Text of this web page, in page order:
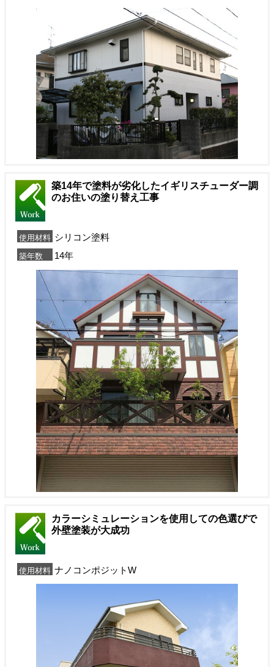
築14年で塗料が劣化したイギリスチューダー調
のお住いの塗り替え工事
使用材料 シリコン塗料
築年数 14年
カラーシミュレーションを使用しての色選びで
外壁塗装が大成功
使用材料 ナノコンポジットW